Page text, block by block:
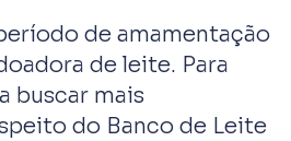
de amamentação
de leite. Para
buscar mais
do Banco de Leite